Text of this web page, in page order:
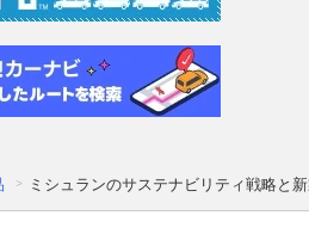
ミシュランのサステナビリティ戦略と